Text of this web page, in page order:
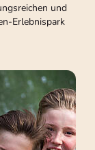
und
Erlebnispark